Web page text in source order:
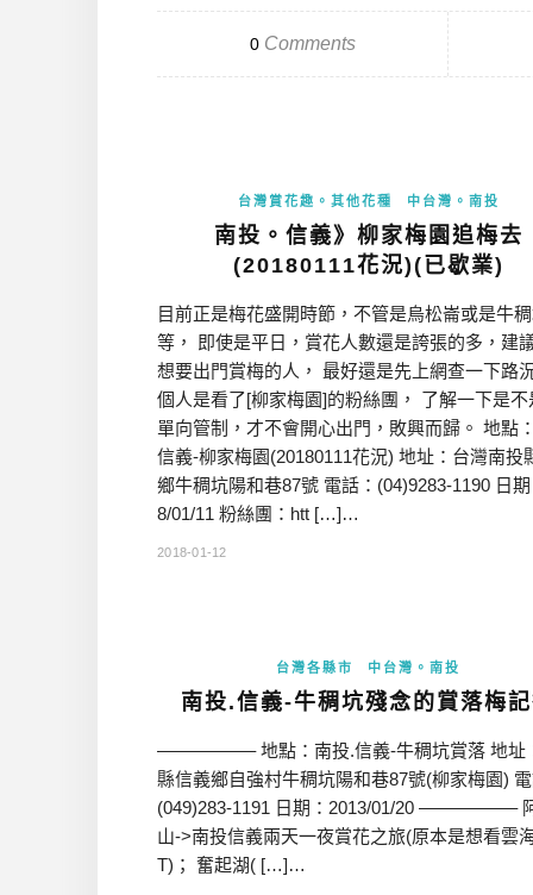
0Comments
台灣賞花趣。其他花種 中台灣。南投
南投。信義》柳家梅園追梅去
(20180111花況)(已歇業)
目前正是梅花盛開時節，不管是烏松崙或是牛
等， 即使是平日，賞花人數還是誇張的多，建
想要出門賞梅的人， 最好還是先上網查一下路
個人是看了[柳家梅園]的粉絲團， 了解一下是不
單向管制，才不會開心出門，敗興而歸。 地點
信義-柳家梅園(20180111花況) 地址：台灣南投
鄉牛稠坑陽和巷87號 電話：(04)9283-1190 日
8/01/11 粉絲團：htt […]…
2018-01-12
台灣各縣市 中台灣。南投
南投.信義-牛稠坑殘念的賞落梅
—————– 地點：南投.信義-牛稠坑賞落 地址
縣信義鄉自強村牛稠坑陽和巷87號(柳家梅園) 電
(049)283-1191 日期：2013/01/20 —————–
山->南投信義兩天一夜賞花之旅(原本是想看雲海
T)； 奮起湖( […]…